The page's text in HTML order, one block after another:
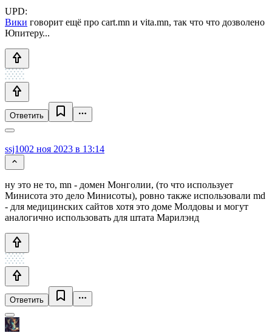
UPD:
Вики говорит ещё про cart.mn и vita.mn, так что что дозволено
Юпитеру...
Ответить
ssj1002 ноя 2023 в 13:14
ну это не то, mn - домен Монголии, (то что использует
Минисота это дело Минисоты), ровно также использовали md
- для медицинских сайтов хотя это доме Молдовы и могут
аналогично использовать для штата Марилэнд
Ответить